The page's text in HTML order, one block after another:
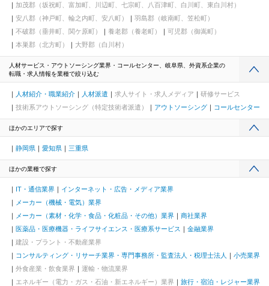
加茂郡（坂祝町、富加町、川辺町、七宗町、八百津町、白川町、東白川村）
安八郡（神戸町、輪之内町、安八町）
羽島郡（岐南町、笠松町）
不破郡（垂井町、関ケ原町）
養老郡（養老町）
可児郡（御嵩町）
本巣郡（北方町）
大野郡（白川村）
人材サービス・アウトソーシング業界・コールセンター、岐阜県、外資系企業の
転職・求人情報を業種で絞り込む
人材紹介・職業紹介 人材派遣 求人サイト・求人メディア
研修サービス
技術系アウトソーシング（特定技術者派遣）
アウトソーシング コールセンター
ほかのエリアで探す
静岡県 愛知県 三重県
ほかの業種で探す
IT・通信業界
インターネット・広告・メディア業界
メーカー（機械・電気）業界
メーカー（素材・化学・食品・化粧品・その他）業界
商社業界
医薬品・医療機器・ライフサイエンス・医療系サービス
金融業界
建設・プラント・不動産業界
コンサルティング・リサーチ業界・専門事務所・監査法人・税理士法人
小売業界
外食産業・飲食業界
運輸・物流業界
エネルギー（電力・ガス・石油・新エネルギー）業界
旅行・宿泊・レジャー業界